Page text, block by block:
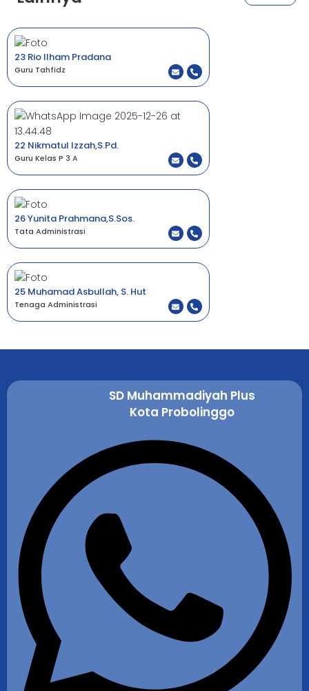
23 Rio Ilham Pradana
Guru Tahfidz
22 Nikmatul Izzah,S.Pd.
Guru Kelas P 3 A
26 Yunita Prahmana,S.Sos.
Tata Administrasi
25 Muhamad Asbullah, S. Hut
Tenaga Administrasi
SD Muhammadiyah Plus
Kota Probolinggo